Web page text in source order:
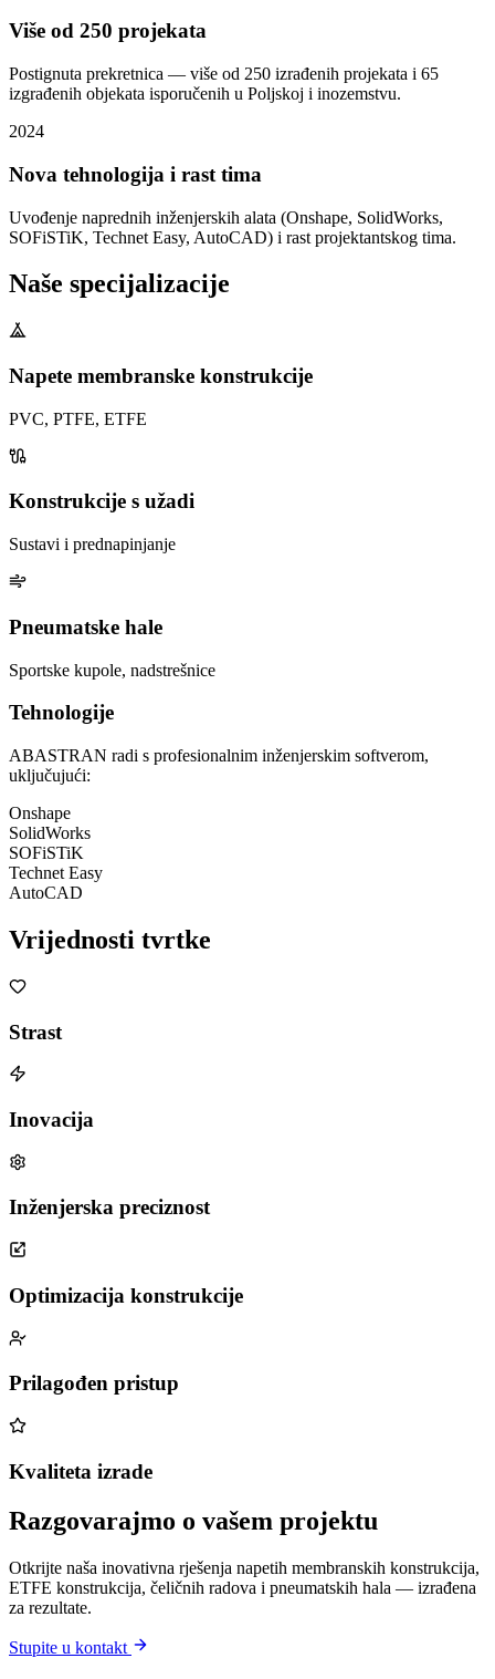
Više od 250 projekata
Postignuta prekretnica — više od 250 izrađenih projekata i 65
izgrađenih objekata isporučenih u Poljskoj i inozemstvu.
2024
Nova tehnologija i rast tima
Uvođenje naprednih inženjerskih alata (Onshape, SolidWorks,
SOFiSTiK, Technet Easy, AutoCAD) i rast projektantskog tima.
Naše specijalizacije
Napete membranske konstrukcije
PVC, PTFE, ETFE
Konstrukcije s užadi
Sustavi i prednapinjanje
Pneumatske hale
Sportske kupole, nadstrešnice
Tehnologije
ABASTRAN radi s profesionalnim inženjerskim softverom,
uključujući:
Onshape
SolidWorks
SOFiSTiK
Technet Easy
AutoCAD
Vrijednosti tvrtke
Strast
Inovacija
Inženjerska preciznost
Optimizacija konstrukcije
Prilagođen pristup
Kvaliteta izrade
Razgovarajmo o vašem projektu
Otkrijte naša inovativna rješenja napetih membranskih konstrukcija,
ETFE konstrukcija, čeličnih radova i pneumatskih hala — izrađena
za rezultate.
Stupite u kontakt